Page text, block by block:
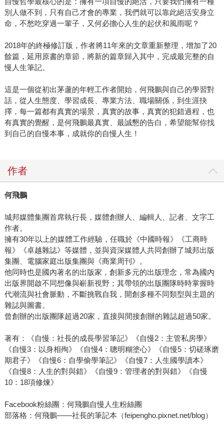
別人做不到，只有自己才會的專業，我們就可以靠此絕活安身立
命，不愁吃穿過一輩子，又何必擔心人生的起伏和風雨呢？
2018年的終極修訂版，作者將11年來的文章重新整理，增加了20
餘篇，延用原書的章節，將新的篇章歸入其中，完成最完整的自
慢人生筆記。
這是一個從初出茅蘆的年輕工作者開始，何飛鵬與自己的學習對
話，從人生態度、學習成長、專業方法、職場關係，到生涯抉
擇，每一篇都有真實的場景，真實的故事，真實的犯錯過程，也
有真實的覺醒，是何飛鵬最真實、最誠懇的告白，希望能幫你找
到自己的自慢本事，成就你的自慢人生！
作者
何飛鵬
城邦媒體集團首席執行長，媒體創辦人、編輯人、記者、文字工
作者。
擁有30年以上的媒體工作經驗，任職於《中國時報》《工商時
報》《卓越雜誌》等媒體，並與資深媒體人共同創辦了城邦出版
集團、電腦家庭出版集團與《商業周刊》。
他同時也是國內著名的出版家，創新多元的出版理念，常為國內
出版界開啟不同想像與嶄新視野；其帶領的出版團隊時時掌握時
代潮流與社會脈動，不斷挑戰自我，開創多種不同類型與主題的
雜誌與圖書。
曾創辦的出版團隊超過20家，直接與間接創辦的雜誌超過50家。
著有：《自慢：社長的成長學習筆記》《自慢2：主管私房學》
《自慢3：以身相殉》《自慢4：聰明糊塗心》《自慢5：切磋琢磨
期君子》《自慢6：自學偷學筆記》《自慢7：人生國學讀本》
《自慢8：人生的對與錯》《自慢9：管理者的對與錯》《自慢
10：18項修煉》
Facebook粉絲團：何飛鵬自慢人生粉絲團
部落格：何飛鵬——社長的筆記本（feipengho.pixnet.net/blog）